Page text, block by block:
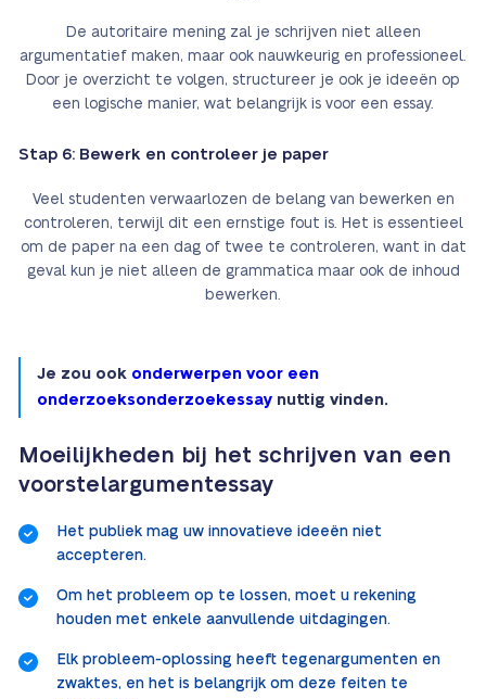
De autoritaire mening zal je schrijven niet alleen
argumentatief maken, maar ook nauwkeurig en professioneel.
Door je overzicht te volgen, structureer je ook je ideeën op
een logische manier, wat belangrijk is voor een essay.
Stap 6: Bewerk en controleer je paper
Veel studenten verwaarlozen de belang van bewerken en
controleren, terwijl dit een ernstige fout is. Het is essentieel
om de paper na een dag of twee te controleren, want in dat
geval kun je niet alleen de grammatica maar ook de inhoud
bewerken.
Je zou ook onderwerpen voor een
onderzoeksonderzoekessay nuttig vinden.
Moeilijkheden bij het schrijven van een
voorstelargumentessay
Het publiek mag uw innovatieve ideeën niet
accepteren.
Om het probleem op te lossen, moet u rekening
houden met enkele aanvullende uitdagingen.
Elk probleem-oplossing heeft tegenargumenten en
zwaktes, en het is belangrijk om deze feiten te